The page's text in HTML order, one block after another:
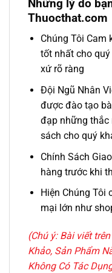
Những lý do
Thuocthat.com
Chúng Tôi Cam
tốt nhất cho
xứ rõ ràng
Đội Ngũ Nhân
được đào tạo
đạp những thắc
sách cho quý
Chính Sách
hàng trước khi
Hiện Chúng Tôi
mại lớn như
(Chú ý: Bài viết
Khảo, Sản Phẩm
Không Có Tác